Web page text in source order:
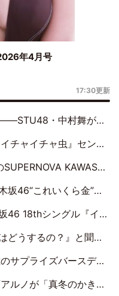
年4月号
17:30更新
中村舞が描く“これからの私”
優羽や平岡海月など、“ひなた坂46”からの選抜入りも注目！
着席型LIVE” 『BASE Live #16』昼公演リポート
”延長中は今回もわちゃわちゃ全開
イチャイチャ虫』新ビジュアル公開
せました」【日向坂46『五期生LIVE』開催記念 五期生“変革”ドキュメンタリー③】
られる先輩になれるように努力していきたい」
縁の裏にあるのは、逆境をともに“凌”ぐ似た者同士の絆